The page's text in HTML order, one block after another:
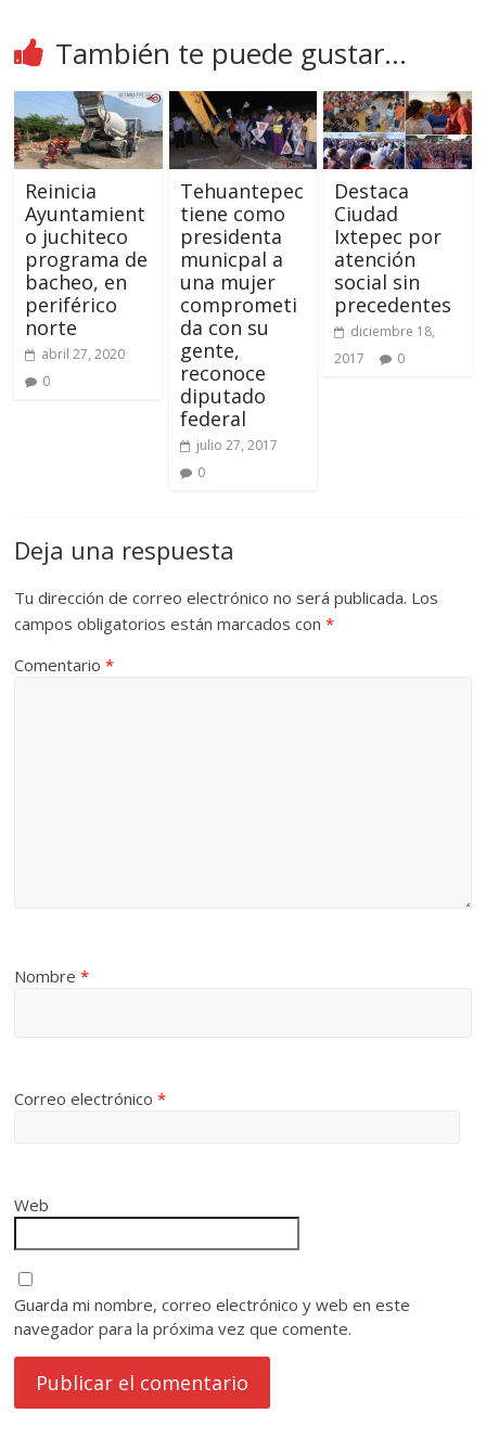
También te puede gustar...
Reinicia
Ayuntamient
o juchiteco
programa de
bacheo, en
periférico
norte
abril 27, 2020
0
Tehuantepec
tiene como
presidenta
municpal a
una mujer
comprometi
da con su
gente,
reconoce
diputado
federal
julio 27, 2017
0
Destaca
Ciudad
Ixtepec por
atención
social sin
precedentes
diciembre 18,
2017
0
Deja una respuesta
Tu dirección de correo electrónico no será publicada. Los
campos obligatorios están marcados con*
Comentario*
Nombre*
Correo electrónico*
Web
Guarda mi nombre, correo electrónico y web en este
navegador para la próxima vez que comente.